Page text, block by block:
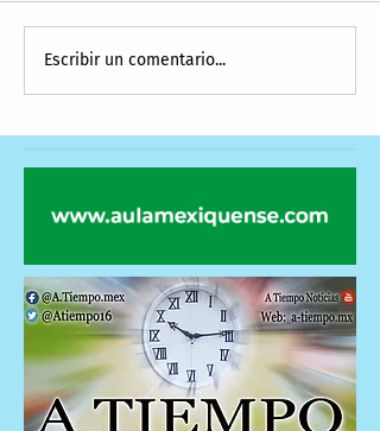
Escribir un comentario...